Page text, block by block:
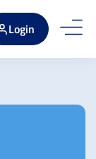
Login